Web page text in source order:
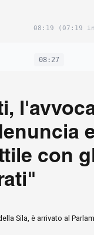
08:19 (07:19
08:27
con
Sila, è arrivato al